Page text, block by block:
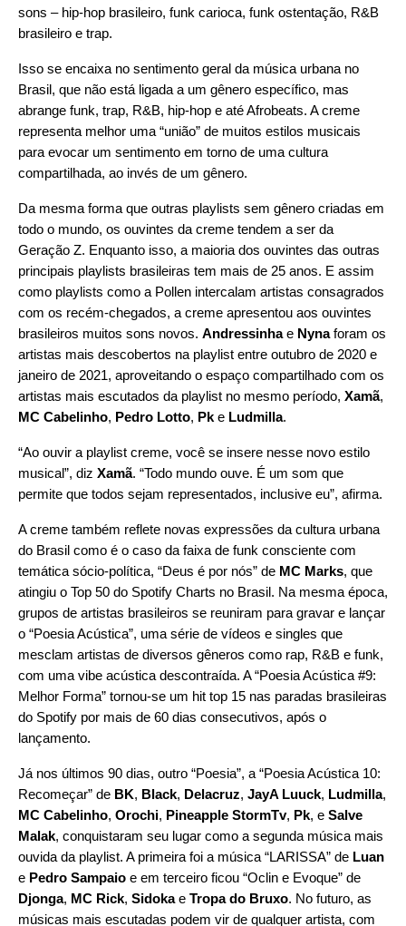
sons – hip-hop brasileiro, funk carioca, funk ostentação, R&B
brasileiro e trap.
Isso se encaixa no sentimento geral da música urbana no
Brasil, que não está ligada a um gênero específico, mas
abrange funk, trap, R&B, hip-hop e até Afrobeats. A creme
representa melhor uma “união” de muitos estilos musicais
para evocar um sentimento em torno de uma cultura
compartilhada, ao invés de um gênero.
Da mesma forma que outras playlists sem gênero criadas em
todo o mundo, os ouvintes da creme tendem a ser da
Geração Z. Enquanto isso, a maioria dos ouvintes das outras
principais playlists brasileiras tem mais de 25 anos. E assim
como playlists como a Pollen intercalam artistas consagrados
com os recém-chegados, a creme apresentou aos ouvintes
brasileiros muitos sons novos. Andressinhae Nynaforam os
artistas mais descobertos na playlist entre outubro de 2020 e
janeiro de 2021, aproveitando o espaço compartilhado com os
artistas mais escutados da playlist no mesmo período, Xamã,
MC Cabelinho, Pedro Lotto, Pk e Ludmilla.
“Ao ouvir a playlist creme, você se insere nesse novo estilo
musical”, diz Xamã. “Todo mundo ouve. É um som que
permite que todos sejam representados, inclusive eu”, afirma.
A creme também reflete novas expressões da cultura urbana
do Brasil como é o caso da faixa de funk consciente com
temática sócio-política, “Deus é por nós” de MC Marks, que
atingiu o Top 50 do Spotify Charts no Brasil. Na mesma época,
grupos de artistas brasileiros se reuniram para gravar e lançar
o “Poesia Acústica”, uma série de vídeos e singles que
mesclam artistas de diversos gêneros como rap, R&B e funk,
com uma vibe acústica descontraída. A “Poesia Acústica #9:
Melhor Forma” tornou-se um hit top 15 nas paradas brasileiras
do Spotify por mais de 60 dias consecutivos, após o
lançamento.
Já nos últimos 90 dias, outro “Poesia”, a “Poesia Acústica 10:
Recomeçar” de BK, Black, Delacruz, JayA Luuck, Ludmilla,
MC Cabelinho, Orochi, Pineapple StormTv, Pk, e Salve
Malak, conquistaram seu lugar como a segunda música mais
ouvida da playlist. A primeira foi a música “LARISSA” de Luan
e Pedro Sampaio e em terceiro ficou “Oclin e Evoque” de
Djonga, MC Rick, Sidokae Tropa do Bruxo. No futuro, as
músicas mais escutadas podem vir de qualquer artista, com